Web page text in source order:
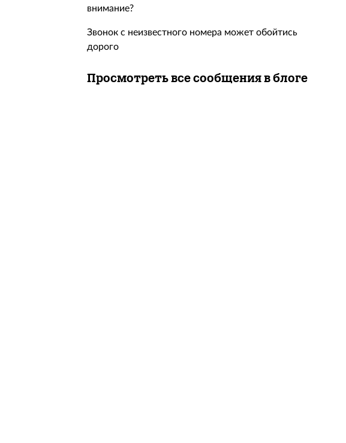
внимание?
Звонок с неизвестного номера может обойтись
дорого
Просмотреть все сообщения в блоге